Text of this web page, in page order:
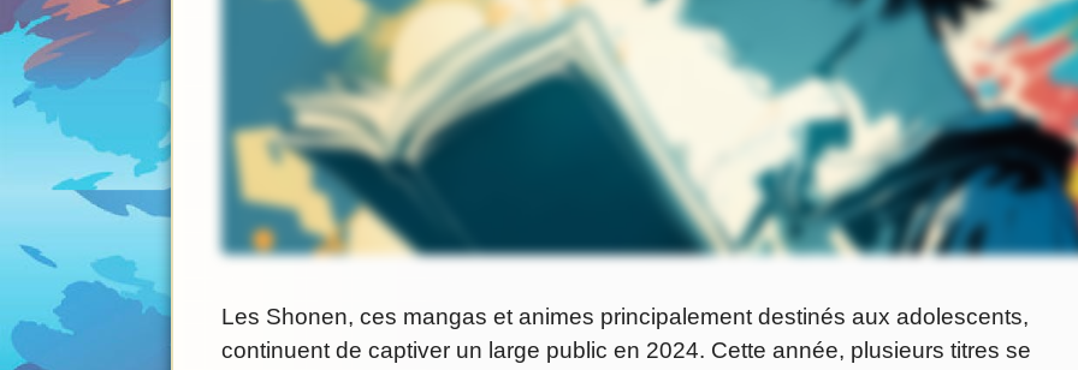
Les Shonen, ces mangas et animes principalement destinés aux adolescents,
continuent de captiver un large public en 2024. Cette année, plusieurs titres se